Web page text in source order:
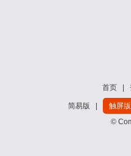
首页
简易版 触屏版
©